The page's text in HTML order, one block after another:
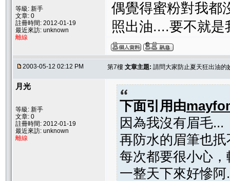
等級: 新手
文章: 0
註冊時間: 2012-01-19
最近來訪: unknown
離線
偶覺得蜜粉對我都
照出油....要不就
2003-05-12 02:12 PM 第7樓 文章主題: 請問大家防止夏天狂出油的
月光
等級: 新手
文章: 0
註冊時間: 2012-01-19
最近來訪: unknown
離線
下面引用由
因為我沒有眉毛...
再防水的眉筆也
每次都要很小心
一整天下來好慘